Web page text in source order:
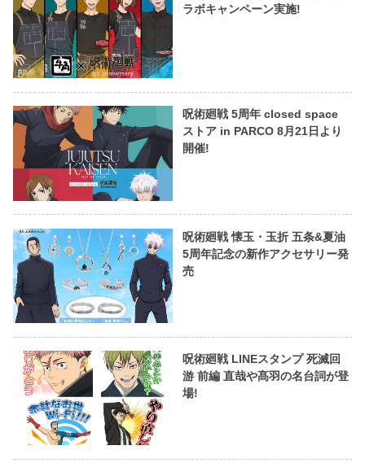
ラボキャンペーン実施!
呪術廻戦 5周年 closed space
ストア in PARCO 8月21日より
開催!
呪術廻戦 懐玉・玉折 五条&夏油
5周年記念の新作アクセサリー発
売
呪術廻戦 LINEスタンプ 死滅回
游 前編 直哉や髙羽の名台詞が登
場!